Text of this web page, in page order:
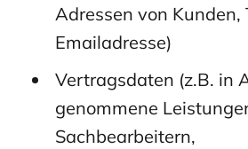
Adressen von Kunden,
Emailadresse)
Vertragsdaten (z.B. in
genommene
Sachbearbeitern,